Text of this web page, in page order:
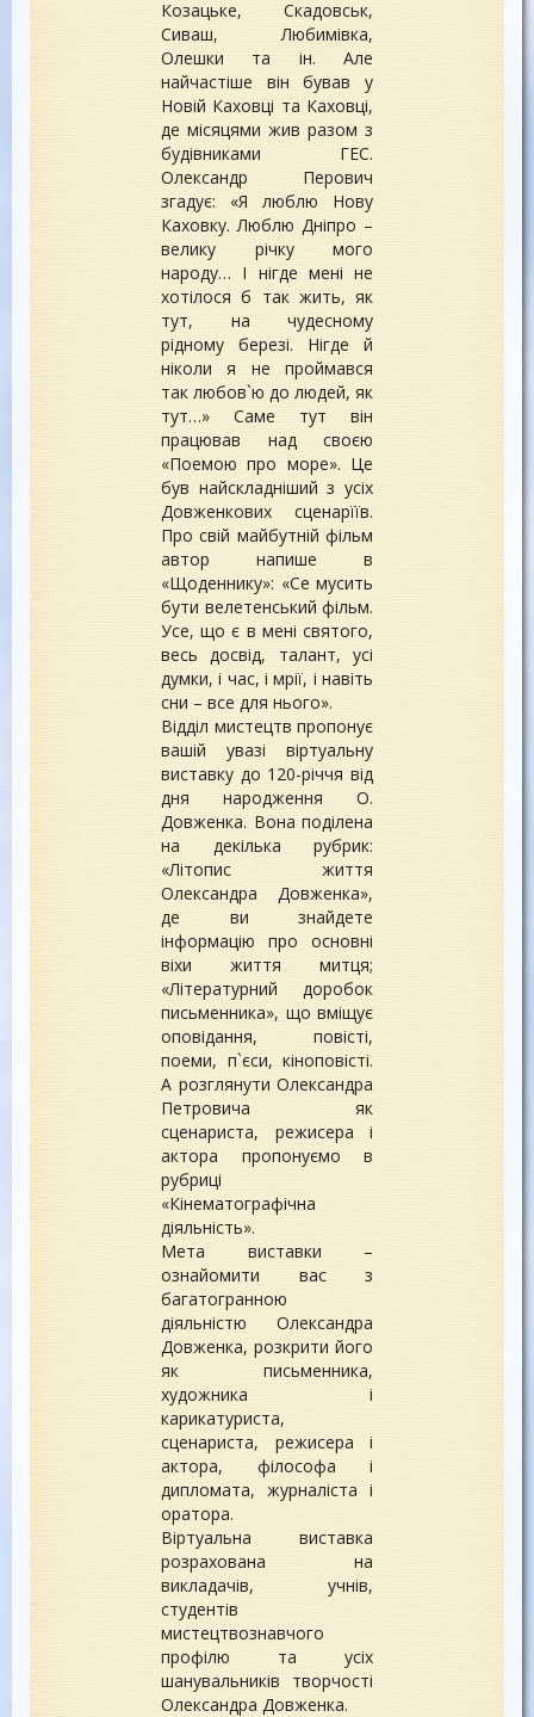
Козацьке, Скадовськ,
Сиваш, Любимівка,
Олешки та ін. Але
найчастіше він бував у
Новій Каховці та Каховці,
де місяцями жив разом з
будівниками ГЕС.
Олександр Перович
згадує: «Я люблю Нову
Каховку. Люблю Дніпро –
велику річку мого
народу… І нігде мені не
хотілося б так жить, як
тут, на чудесному
рідному березі. Нігде й
ніколи я не проймався
так любов`ю до людей, як
тут…» Саме тут він
працював над своєю
«Поемою про море». Це
був найскладніший з усіх
Довженкових сценарїїв.
Про свій майбутній фільм
автор напише в
«Щоденнику»: «Се мусить
бути велетенський фільм.
Усе, що є в мені святого,
весь досвід, талант, усі
думки, і час, і мрії, і навіть
сни – все для нього».
Відділ мистецтв пропонує
вашій увазі віртуальну
виставку до 120-річчя від
дня народження О.
Довженка. Вона поділена
на декілька рубрик:
«Літопис життя
Олександра Довженка»,
де ви знайдете
інформацію про основні
віхи життя митця;
«Літературний доробок
письменника», що вміщує
оповідання, повісті,
поеми, п`єси, кіноповісті.
А розглянути Олександра
Петровича як
сценариста, режисера і
актора пропонуємо в
рубриці
«Кінематографічна
діяльність».
Мета виставки –
ознайомити вас з
багатогранною
діяльністю Олександра
Довженка, розкрити його
як письменника,
художника і
карикатуриста,
сценариста, режисера і
актора, філософа і
дипломата, журналіста і
оратора.
Віртуальна виставка
розрахована на
викладачів, учнів,
студентів
мистецтвознавчого
профілю та усіх
шанувальників творчості
Олександра Довженка.